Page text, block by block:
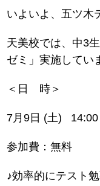
いよいよ、五ツ木
天美校では、中3
ゼミ」実施してい
＜日 時＞
7月9日 (土) 14:00
参加費：無料
♪効率的にテスト